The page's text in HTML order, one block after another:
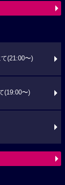
(21:00〜)
(19:00〜)